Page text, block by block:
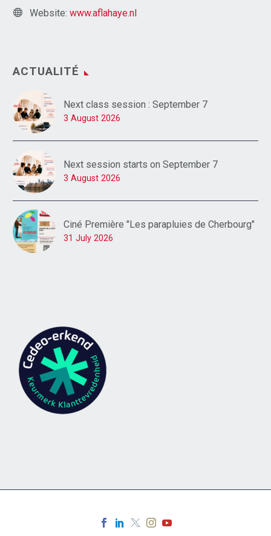
Website: www.aflahaye.nl
ACTUALITÉ
Next class session : September 7
3 August 2026
Next session starts on September 7
3 August 2026
Ciné Première "Les parapluies de Cherbourg"
31 July 2026